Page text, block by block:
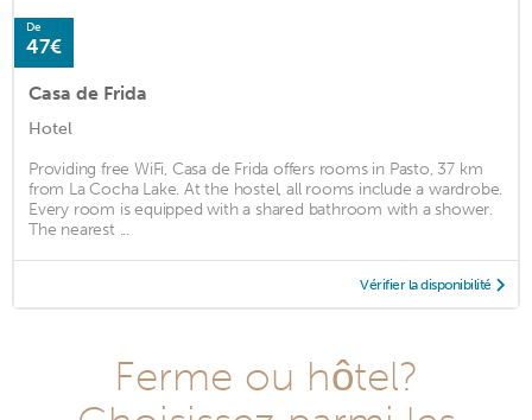
De
47€
Casa de Frida
Hotel
Providing free WiFi, Casa de Frida offers rooms in Pasto, 37 km
from La Cocha Lake. At the hostel, all rooms include a wardrobe.
Every room is equipped with a shared bathroom with a shower.
The nearest ...
Vérifier la disponibilité
Ferme ou hôtel?